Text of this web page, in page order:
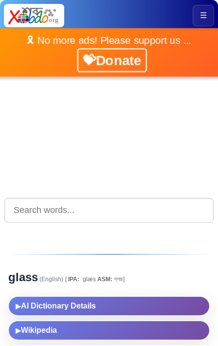
☰
🎗️ No more ads! Please support us ...
💝Donate
glass (English) [IPA: ˈglæs ASM: গ্লাচ]
▶AI Dictionary Details
▶Wikipedia